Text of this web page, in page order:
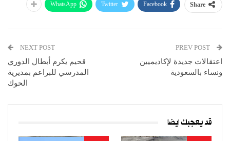
Share
Facebook
Twitter
WhatsApp
اعتقالات جديدة لإكاديميين
ونساء بالسعودية
NEXT POST
قحيم يكرم أبطال الدوري
المدرسي للبراعم بمديرية
الحوك
قد يعجبك ايضا